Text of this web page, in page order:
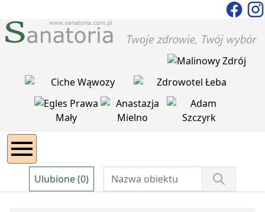
Ulubione (0)